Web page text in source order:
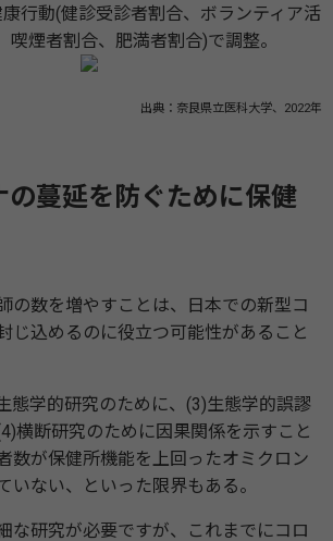
行動(健診受診者割合、ボランティア活
喫煙者割合、肥満者割合)で調整。
出典：奈良県立医科大学、2022年
の蔓延を防ぐために保健
の数を増やすことは、日本での新型コ
じ込めるのに役立つ可能性があること
態学的研究のために、(3)生態学的誤謬
横断研究のために因果関係を示すこと
数が保健所機能を上回ったオミクロン
いない、といった限界もある。
な研究が必要ですが、これまでにコロ